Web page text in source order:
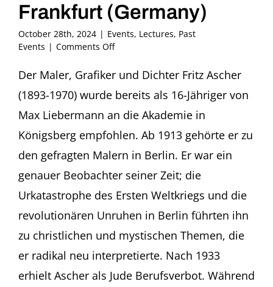
Frankfurt (Germany)
October 28th, 2024 | Events, Lectures, Past
Events | Comments Offon
und
Fritz
Ascher
Kurator
Erik
im
Gespräch
Rachel
Stern
Museum
Frankfurt
(Germany)
Der Maler, Grafiker und Dichter Fritz Ascher
(1893-1970) wurde bereits als 16-Jähriger von
Max Liebermann an die Akademie in
Königsberg empfohlen. Ab 1913 gehörte er zu
den gefragten Malern in Berlin. Er war ein
genauer Beobachter seiner Zeit; die
Urkatastrophe des Ersten Weltkriegs und die
revolutionären Unruhen in Berlin führten ihn
zu christlichen und mystischen Themen, die
er radikal neu interpretierte. Nach 1933
erhielt Ascher als Jude Berufsverbot. Während